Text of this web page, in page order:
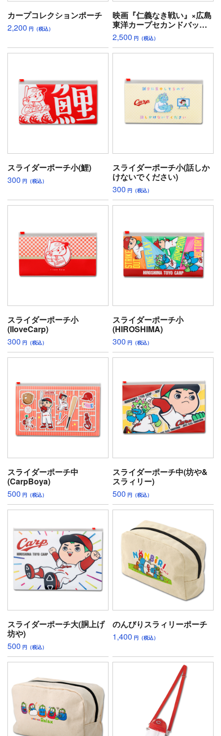
カープコレクションポーチ
2,200 円（税込）
映画『仁義なき戦い』×広島
東洋カープセカンドバッグ
風巾着(ティアドロップ坊や)
2,500 円（税込）
スライダーポーチ小(鯉)
300 円（税込）
スライダーポーチ小(話しか
けないでください)
300 円（税込）
スライダーポーチ小
(IIoveCarp)
300 円（税込）
スライダーポーチ小
(HIROSHIMA)
300 円（税込）
スライダーポーチ中
(CarpBoya)
500 円（税込）
スライダーポーチ中(坊や&
スラィリー)
500 円（税込）
スライダーポーチ大(胴上げ
坊や)
500 円（税込）
のんびりスラィリーポーチ
1,400 円（税込）